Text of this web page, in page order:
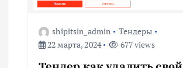
shipitsin_admin
Тендеры
22 марта, 2024
677 views